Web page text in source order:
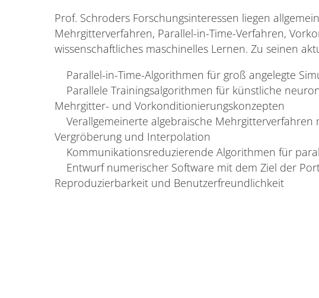
Prof. Schroders Forschungsinteressen liegen
Mehrgitterverfahren, Parallel-in-Time-Verfahren,
wissenschaftliches maschinelles Lernen. Zu seinen
Parallel-in-Time-Algorithmen für groß angelegte
Parallele Trainingsalgorithmen für künstliche
Mehrgitter- und Vorkonditionierungskonzepten
Verallgemeinerte algebraische Mehrgitterverfahren
Vergröberung und Interpolation
Kommunikationsreduzierende Algorithmen für
Entwurf numerischer Software mit dem Ziel der
Reproduzierbarkeit und Benutzerfreundlichkeit